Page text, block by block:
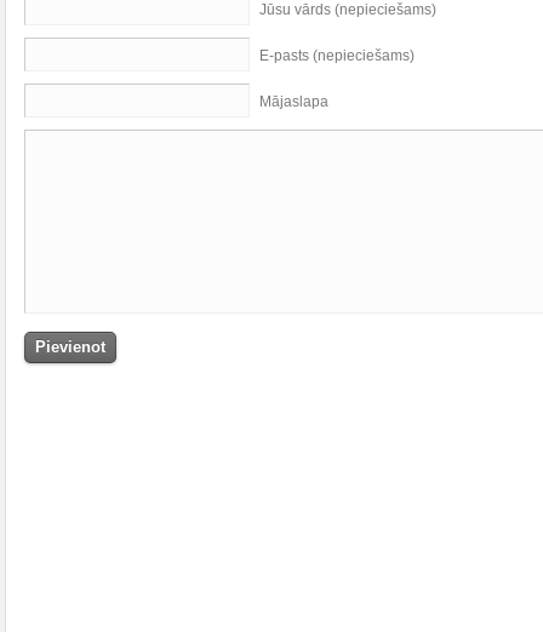
Jūsu vārds (nepieciešams)
E-pasts (nepieciešams)
Mājaslapa